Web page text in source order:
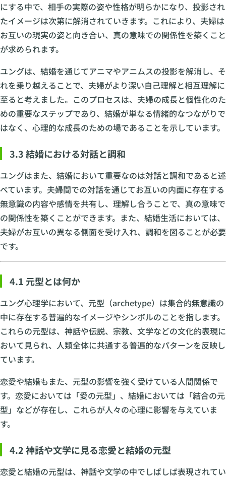
にする中で、相手の実際の姿や性格が明らかになり、投影され
たイメージは次第に解消されていきます。これにより、夫婦は
お互いの現実の姿と向き合い、真の意味での関係性を築くこと
が求められます。
ユングは、結婚を通じてアニマやアニムスの投影を解消し、そ
れを乗り越えることで、夫婦がより深い自己理解と相互理解に
至ると考えました。このプロセスは、夫婦の成長と個性化のた
めの重要なステップであり、結婚が単なる情緒的なつながりで
はなく、心理的な成長のための場であることを示しています。
3.3 結婚における対話と調和
ユングはまた、結婚において重要なのは対話と調和であると述
べています。夫婦間での対話を通じてお互いの内面に存在する
無意識の内容や感情を共有し、理解し合うことで、真の意味で
の関係性を築くことができます。また、結婚生活においては、
夫婦がお互いの異なる側面を受け入れ、調和を図ることが必要
です。
4.1 元型とは何か
ユング心理学において、元型（archetype）は集合的無意識の
中に存在する普遍的なイメージやシンボルのことを指します。
これらの元型は、神話や伝説、宗教、文学などの文化的表現に
おいて見られ、人類全体に共通する普遍的なパターンを反映し
ています。
恋愛や結婚もまた、元型の影響を強く受けている人間関係で
す。恋愛においては「愛の元型」、結婚においては「結合の元
型」などが存在し、これらが人々の心理に影響を与えていま
す。
4.2 神話や文学に見る恋愛と結婚の元型
恋愛と結婚の元型は、神話や文学の中でしばしば表現されてい